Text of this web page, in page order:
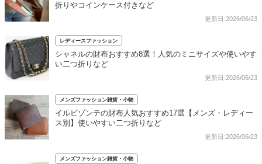
折りやコインケース付きなど
更新日:2026/06/23
レディースファッション
シャネルの財布おすすめ8選！人気のミニサイズや使いやす
い二つ折りなど
更新日:2026/06/23
メンズファッション雑貨・小物
イルビゾンテの財布人気おすすめ17選【メンズ・レディー
ス別】使いやすい二つ折りなど
更新日:2026/06/23
メンズファッション雑貨・小物